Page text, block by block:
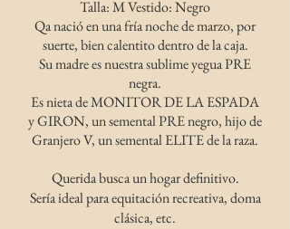
Talla: M Vestido: Negro
Qa nació en una fría noche de marzo, por
suerte, bien calentito dentro de la caja.
Su madre es nuestra sublime yegua PRE
negra.
Es nieta de MONITOR DE LA ESPADA
y GIRON, un semental PRE negro, hijo de
Granjero V, un semental ELITE de la raza.
Querida busca un hogar definitivo.
Sería ideal para equitación recreativa, doma
clásica, etc.